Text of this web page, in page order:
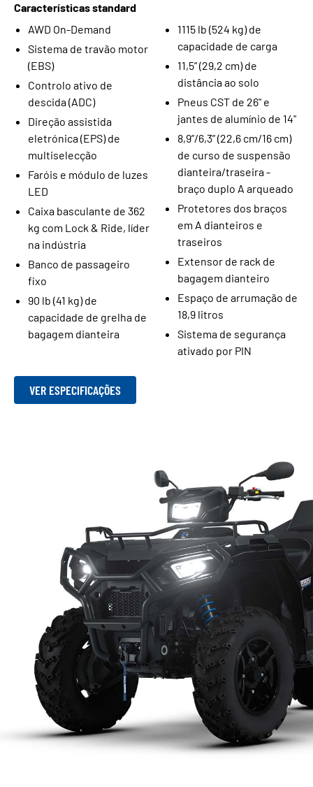
Características standard
AWD On-Demand
Sistema de travão motor
(EBS)
Controlo ativo de
descida (ADC)
Direção assistida
eletrónica (EPS) de
multiselecção
Faróis e módulo de luzes
LED
Caixa basculante de 362
kg com Lock & Ride, líder
na indústria
Banco de passageiro
fixo
90 lb (41 kg) de
capacidade de grelha de
bagagem dianteira
1115 lb (524 kg) de
capacidade de carga
11,5” (29,2 cm) de
distância ao solo
Pneus CST de 26" e
jantes de alumínio de 14"
8,9”/6,3” (22,6 cm/16 cm)
de curso de suspensão
dianteira/traseira -
braço duplo A arqueado
Protetores dos braços
em A dianteiros e
traseiros
Extensor de rack de
bagagem dianteiro
Espaço de arrumação de
18,9 litros
Sistema de segurança
ativado por PIN
VER ESPECIFICAÇÕES